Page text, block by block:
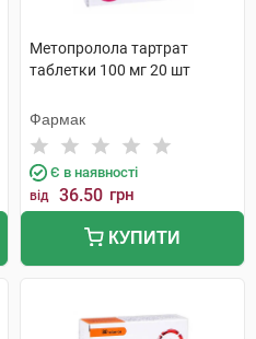
Метопролола тартрат
таблетки 100 мг 20 шт
Фармак
Є в наявності
від 36.50 грн
КУПИТИ